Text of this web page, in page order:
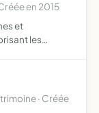
en 2015
et
les
· Créée